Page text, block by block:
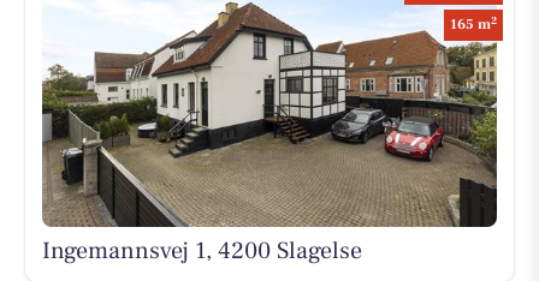
165 m2
Ingemannsvej 1, 4200 Slagelse